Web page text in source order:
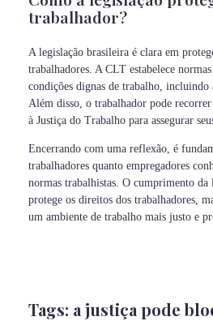
trabalhador?
A legislação brasileira é clara em
trabalhadores. A CLT estabelece
condições dignas de trabalho, incluindo
Além disso, o trabalhador pode
à Justiça do Trabalho para assegurar
Encerrando com uma reflexão, é
trabalhadores quanto empregadores
normas trabalhistas. O cumprimento da
protege os direitos dos trabalhadores,
um ambiente de trabalho mais justo e
Tags: a justiça pode